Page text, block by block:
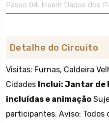
Passo 04. Inserir Dados dos
Detalhe do Circuito
Visitas: Furnas, Caldeira
Cidades Inclui: Jantar de
incluídas e animação
participantes. Aviso: Todos